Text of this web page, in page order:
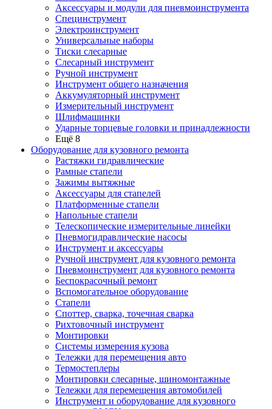
Аксессуары и модули для пневмоинструмента
Специнструмент
Электроинструмент
Универсальные наборы
Тиски слесарные
Слесарный инструмент
Ручной инструмент
Инструмент общего назначения
Аккумуляторный инструмент
Измерительный инструмент
Шлифмашинки
Ударные торцевые головки и принадлежности
Ещё 8
Оборудование для кузовного ремонта
Растяжки гидравлические
Рамные стапели
Зажимы вытяжные
Аксессуары для стапелей
Платформенные стапели
Напольные стапели
Телескопические измерительные линейки
Пневмогидравлические насосы
Инструмент и аксессуары
Ручной инструмент для кузовного ремонта
Пневмоинструмент для кузовного ремонта
Беспокрасочный ремонт
Вспомогательное оборудование
Стапели
Споттер, сварка, точечная сварка
Рихтовочный инструмент
Монтировки
Системы измерения кузова
Тележки для перемещения авто
Термостеплеры
Монтировки слесарные, шиномонтажные
Тележки для перемещения автомобилей
Инструмент и оборудование для кузовного